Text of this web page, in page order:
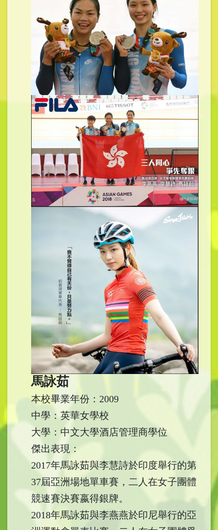
馬詠茹
本校畢業年份：2009
中學：英華女學校
大學：中文大學酒店管理商學位
傑出表現：
2017年馬詠茹與李慧詩於印度舉行的第
37屆亞洲場地單車賽，二人在女子團體
競速賽決賽嬴得銀牌。
2018年馬詠茹與李燕燕於印尼舉行的亞